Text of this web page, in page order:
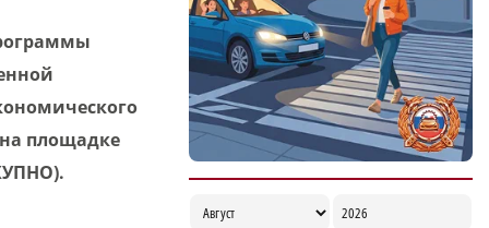
площадке
улучшению демографии в округе
16:56